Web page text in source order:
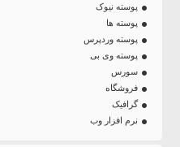
پوسته نیوک
پوسته ها
پوسته وردپرس
پوسته وی بی
سورس
فروشگاه
گرافیک
نرم افزار وب